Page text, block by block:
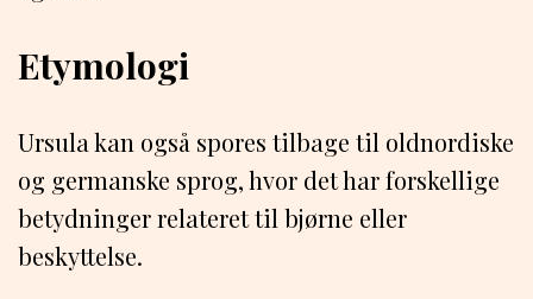
Etymologi
Ursula kan også spores tilbage til oldnordiske
og germanske sprog, hvor det har forskellige
betydninger relateret til bjørne eller
beskyttelse.